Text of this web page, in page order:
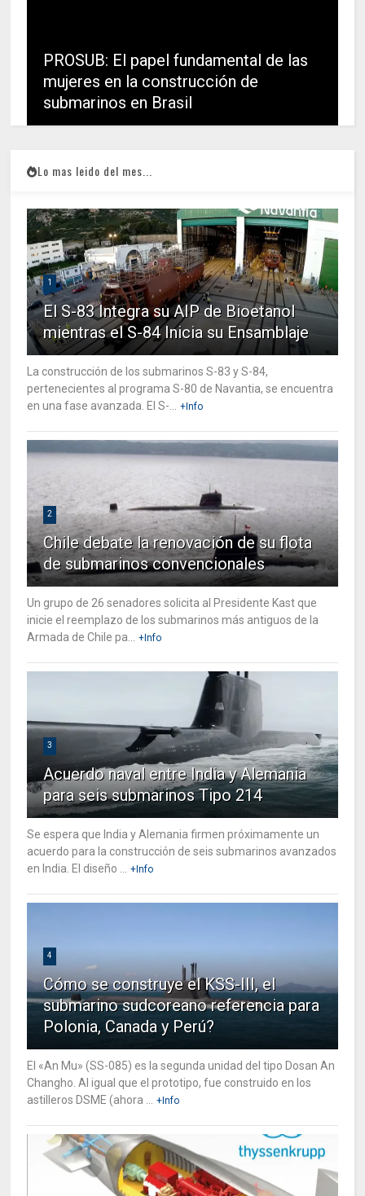
PROSUB: El papel fundamental de las
mujeres en la construcción de
submarinos en Brasil
Lo mas leido del mes...
1
El S-83 Integra su AIP de Bioetanol
mientras el S-84 Inicia su Ensamblaje
La construcción de los submarinos S-83 y S-84,
pertenecientes al programa S-80 de Navantia, se encuentra
en una fase avanzada. El S-...
+Info
2
Chile debate la renovación de su flota
de submarinos convencionales
Un grupo de 26 senadores solicita al Presidente Kast que
inicie el reemplazo de los submarinos más antiguos de la
Armada de Chile pa...
+Info
3
Acuerdo naval entre India y Alemania
para seis submarinos Tipo 214
Se espera que India y Alemania firmen próximamente un
acuerdo para la construcción de seis submarinos avanzados
en India. El diseño ...
+Info
4
Cómo se construye el KSS-III, el
submarino sudcoreano referencia para
Polonia, Canada y Perú?
El «An Mu» (SS-085) es la segunda unidad del tipo Dosan An
Changho. Al igual que el prototipo, fue construido en los
astilleros DSME (ahora ...
+Info